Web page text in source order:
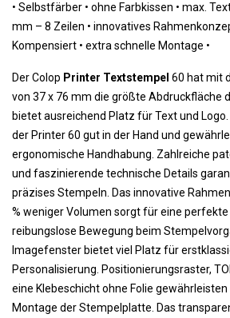
• Selbstfärber • ohne Farbkissen • max.
mm – 8 Zeilen • innovatives
Kompensiert • extra schnelle Montage •
Der Colop Printer Textstempel 60 hat mit
von 37 x 76 mm die größte Abdruckfläche
bietet ausreichend Platz für Text und
der Printer 60 gut in der Hand und
ergonomische Handhabung. Zahlreiche
und faszinierende technische Details
präzises Stempeln. Das innovative
% weniger Volumen sorgt für eine perfekte
reibungslose Bewegung beim
Imagefenster bietet viel Platz für
Personalisierung. Positionierungsraster,
eine Klebeschicht ohne Folie
Montage der Stempelplatte. Das